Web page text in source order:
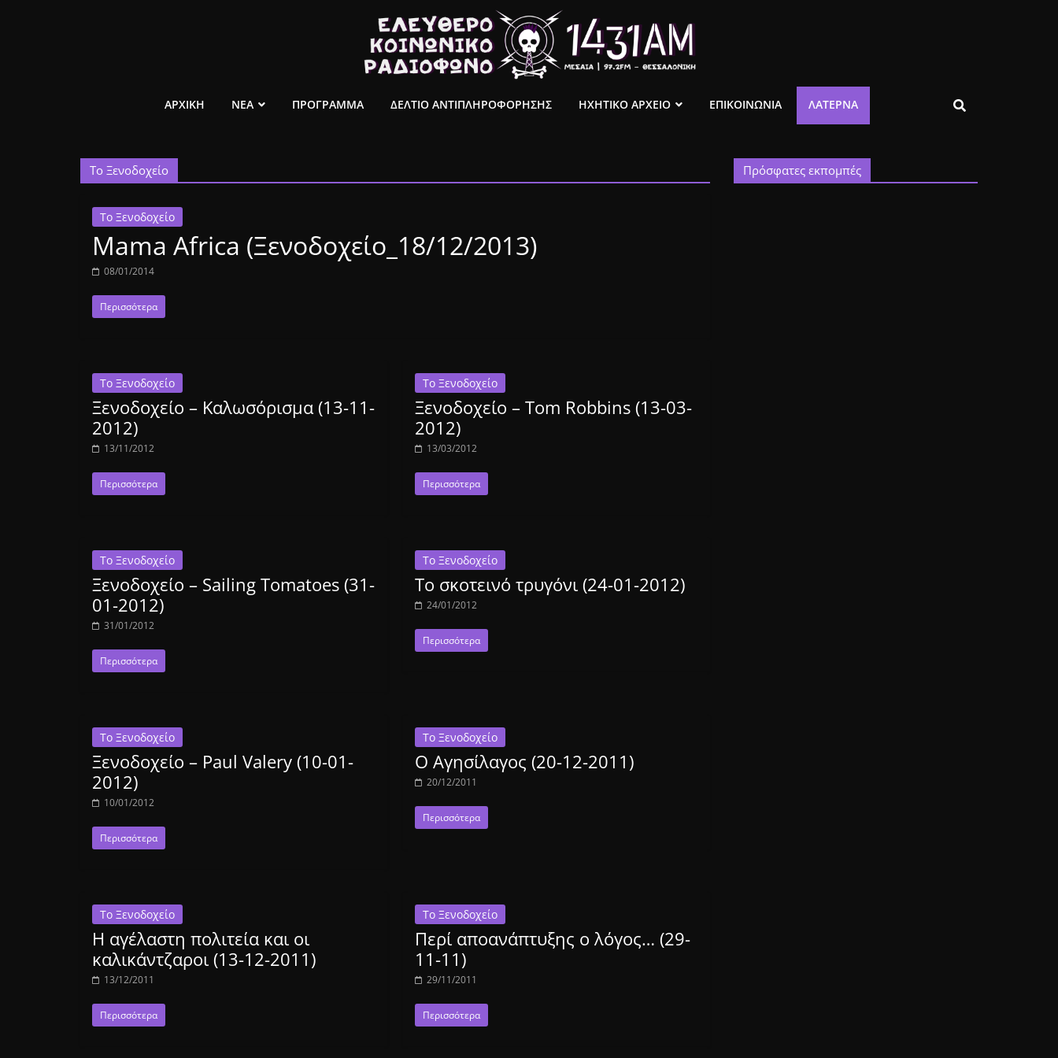
ελεύθερο
κοινωνικό
ραδιόφωνο
1431AM
ΑΡΧΙΚΗ ΝΕΑ ΠΡΟΓΡΑΜΜΑ ΔΕΛΤΙΟ ΑΝΤΙΠΛΗΡΟΦΟΡΗΣΗΣ ΗΧΗΤΙΚΟ ΑΡΧΕΙΟ ΕΠΙΚΟΙΝΩΝΙΑ ΛΑΤΈΡΝΑ
Το Ξενοδοχείο
Το Ξενοδοχείο
Mama Africa (Ξενοδοχείο_18/12/2013)
08/01/2014
Περισσότερα
Το Ξενοδοχείο
Ξενοδοχείο – Καλωσόρισμα (13-11-
2012)
13/11/2012
Περισσότερα
Το Ξενοδοχείο
Ξενοδοχείο – Tom Robbins (13-03-
2012)
13/03/2012
Περισσότερα
Το Ξενοδοχείο
Ξενοδοχείο – Sailing Tomatoes (31-
01-2012)
31/01/2012
Περισσότερα
Το Ξενοδοχείο
Το σκοτεινό τρυγόνι (24-01-2012)
24/01/2012
Περισσότερα
Το Ξενοδοχείο
Ξενοδοχείο – Paul Valery (10-01-
2012)
10/01/2012
Περισσότερα
Το Ξενοδοχείο
Ο Αγησίλαγος (20-12-2011)
20/12/2011
Περισσότερα
Το Ξενοδοχείο
Η αγέλαστη πολιτεία και οι
καλικάντζαροι (13-12-2011)
13/12/2011
Περισσότερα
Το Ξενοδοχείο
Περί αποανάπτυξης ο λόγος… (29-
11-11)
29/11/2011
Περισσότερα
Πρόσφατες εκπομπές